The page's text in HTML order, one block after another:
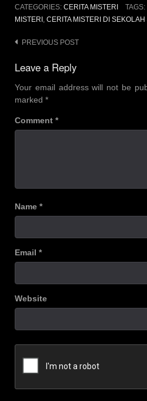
CATEGORIES: CERITA MISTERI TAGS:
MISTERI , CERITA MISTERI DI
Post
navigation
PREVIOUS POST
Leave a Reply
Your email address will not be
marked *
Comment *
Name *
Email *
Website